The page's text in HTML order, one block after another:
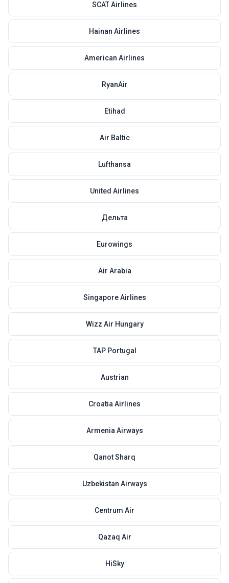
SCAT Airlines
Hainan Airlines
American Airlines
RyanAir
Etihad
Air Baltic
Lufthansa
United Airlines
Дельта
Eurowings
Air Arabia
Singapore Airlines
Wizz Air Hungary
TAP Portugal
Austrian
Croatia Airlines
Armenia Airways
Qanot Sharq
Uzbekistan Airways
Centrum Air
Qazaq Air
HiSky